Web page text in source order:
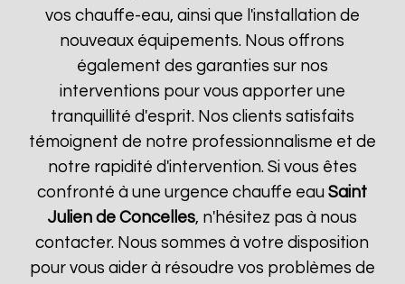
vos chauffe-eau, ainsi que l'installation de
nouveaux équipements. Nous offrons
également des garanties sur nos
interventions pour vous apporter une
tranquillité d'esprit. Nos clients satisfaits
témoignent de notre professionnalisme et de
notre rapidité d'intervention. Si vous êtes
confronté à une urgence chauffe eauSaint
Julien de Concelles, n'hésitez pas à nous
contacter. Nous sommes à votre disposition
pour vous aider à résoudre vos problèmes de